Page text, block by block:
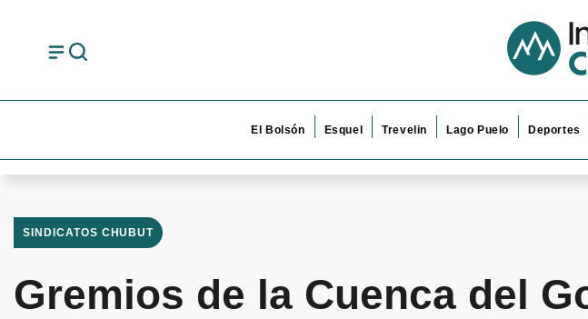
El Bolsón Esquel Trevelin Lago Puelo Deportes
SINDICATOS CHUBUT
Gremios de la Cuenca del